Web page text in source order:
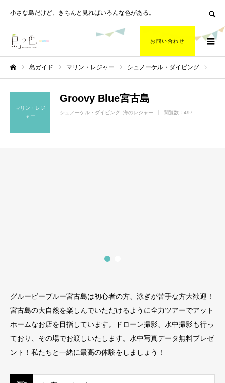
小さな島だけど、 きちんと見ればいろんな色がある。
お問い合わせ
島ガイド マリン・レジャー シュノーケル・ダイビング
マリン・レジ
ャー
Groovy Blue宮古島
シュノーケル・ダイビング 海のレジャー 閲覧数：497
グルービーブルー宮古島は初心者の方、泳ぎが苦手な方大歓迎！
宮古島の大自然を楽しんでいただけるように全力ツアーでアット
ホームなお店を目指しています。ドローン撮影、水中撮影も行っ
ており、その場でお渡しいたします。水中写真データ無料プレゼ
ント！私たちと一緒に最高の体験をしましょう！